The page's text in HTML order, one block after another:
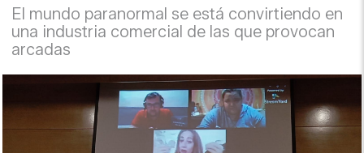
El mundo paranormal se está convirtiendo en
una industria comercial de las que provocan
arcadas